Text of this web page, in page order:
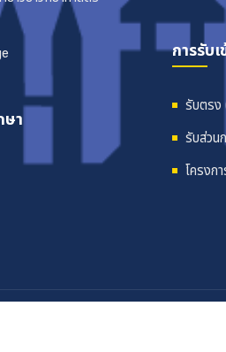
า
การรับ
รับตร
รับส่วน
โครงก